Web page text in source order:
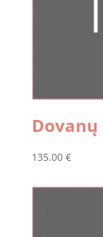
Dovanų
135.00 €